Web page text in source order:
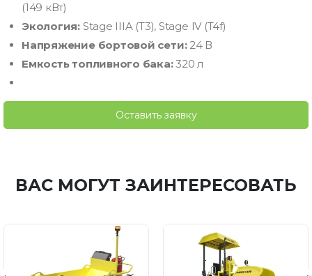
(149 кВт)
Экология:Stage IIIA (T3), Stage IV (T4f)
Напряжение бортовой сети:24 В
Емкость топливного бака:320 л
Оставить заявку
ВАС МОГУТ ЗАИНТЕРЕСОВАТЬ